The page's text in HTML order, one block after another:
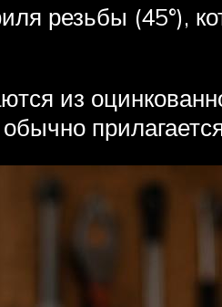
резьбы (45°),
из